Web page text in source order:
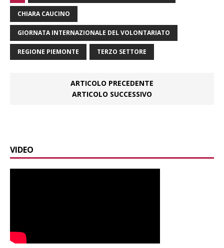
CHIARA CAUCINO
GIORNATA INTERNAZIONALE DEL VOLONTARIATO
REGIONE PIEMONTE TERZO SETTORE
ARTICOLO PRECEDENTE
ARTICOLO SUCCESSIVO
VIDEO